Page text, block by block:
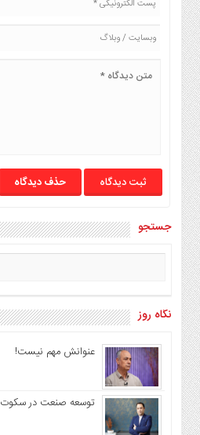
حذف دیدگاه
جستجو
نگاه روز
عنوانش مهم نیست!
توسعه صنعت در سکوت